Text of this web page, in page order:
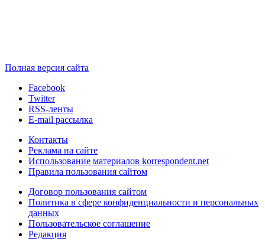
Полная версия сайта
Facebook
Twitter
RSS-ленты
E-mail рассылка
Контакты
Реклама на сайте
Использование материалов korrespondent.net
Правила пользования сайтом
Договор пользования сайтом
Политика в сфере конфиденциальности и персональных
данных
Пользовательское соглашение
Редакция